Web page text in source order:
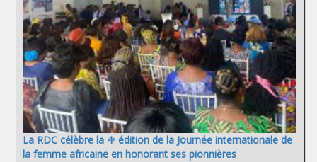
La RDC célèbre la 4ᵉ édition de la Journée internationale de
la femme africaine en honorant ses pionnières